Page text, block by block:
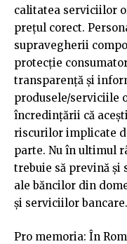
calitatea serviciilor
prețul corect.
supravegherii
protecție
transparență și
produsele/serviciile
încredințării că
riscurilor implicate
parte. Nu în ultimul
trebuie să prevină și
ale băncilor din
și serviciilor bancare.
Pro memoria: În